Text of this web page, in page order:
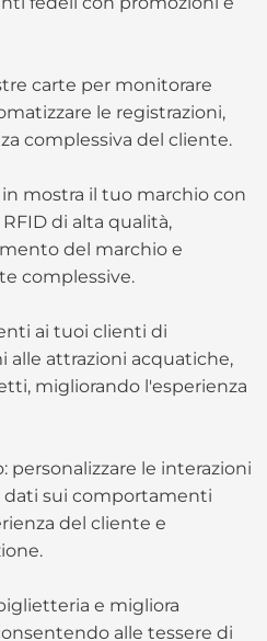
carte per monitorare
le registrazioni,
complessiva del cliente.
mostra il tuo marchio con
di alta qualità,
del marchio e
complessive.
ai tuoi clienti di
alle attrazioni acquatiche,
migliorando l'esperienza
personalizzare le interazioni
dati sui comportamenti
del cliente e
e migliora
alle tessere di